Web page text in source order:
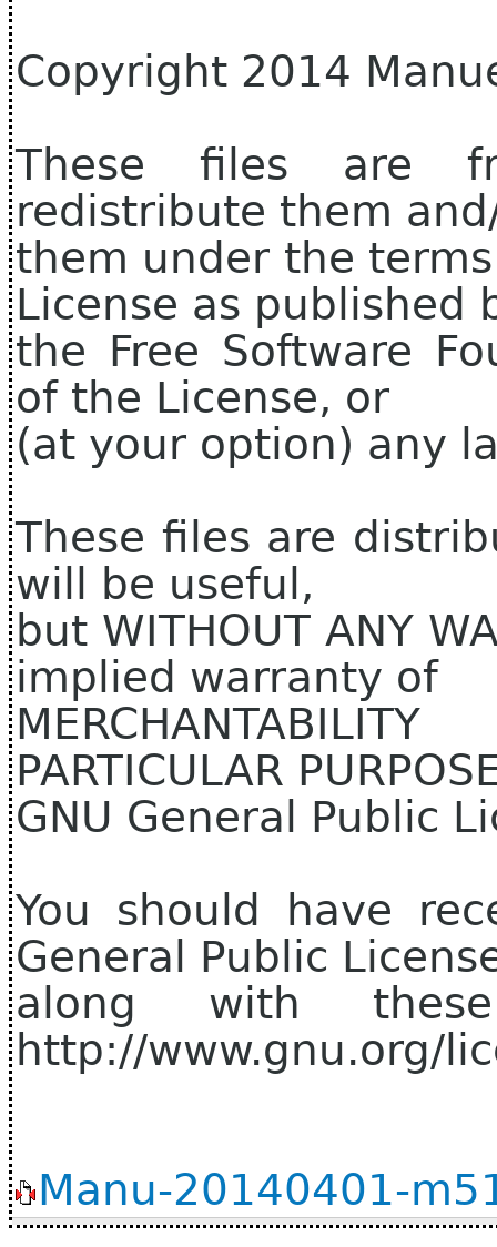
Copyright 2014
These files are
redistribute them
them under the
License as published
the Free Software
of the License, or
(at your option) any
These files are
will be useful,
but WITHOUT ANY
implied warranty of
PARTICULAR
GNU General Public
You should have
General Public
along with
http://www.gnu.org/
Manu-20140401-